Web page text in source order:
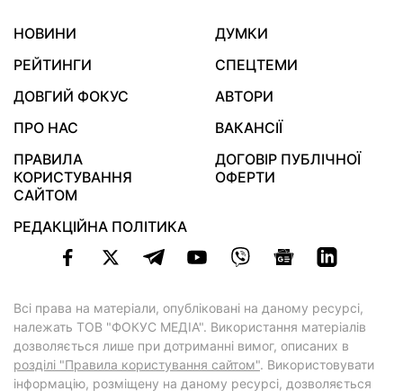
НОВИНИ
ДУМКИ
РЕЙТИНГИ
СПЕЦТЕМИ
ДОВГИЙ ФОКУС
АВТОРИ
ПРО НАС
ВАКАНСІЇ
ПРАВИЛА
КОРИСТУВАННЯ
САЙТОМ
ДОГОВІР ПУБЛІЧНОЇ
ОФЕРТИ
РЕДАКЦІЙНА ПОЛІТИКА
Всі права на матеріали, опубліковані на даному ресурсі,
належать ТОВ "ФОКУС МЕДІА". Використання матеріалів
дозволяється лише при дотриманні вимог, описаних в
розділі "Правила користування сайтом". Використовувати
інформацію, розміщену на даному ресурсі, дозволяється